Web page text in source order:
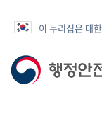
이 누리집은 대